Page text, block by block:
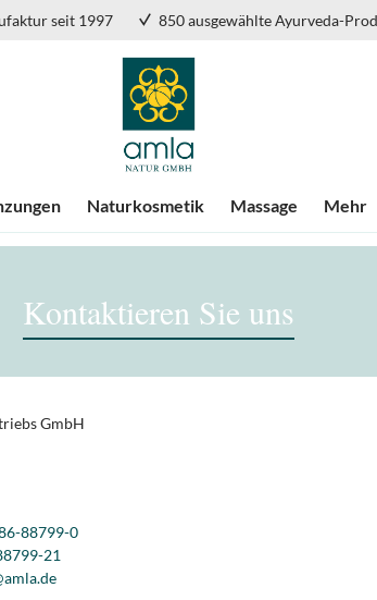
seit 1997 850 ausgewählte Ayurveda-
Naturkosmetik Massage Mehr
Kontaktieren Sie uns
GmbH
88799-0
21